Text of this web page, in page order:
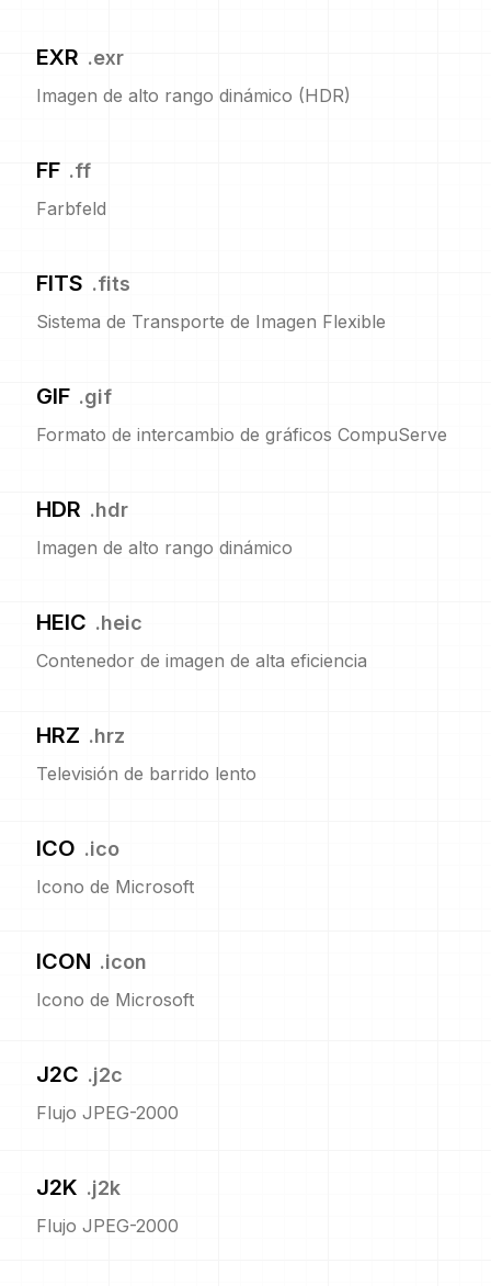
EXR .exr
Imagen de alto rango dinámico (HDR)
FF .ff
Farbfeld
FITS .fits
Sistema de Transporte de Imagen Flexible
GIF .gif
Formato de intercambio de gráficos CompuServe
HDR .hdr
Imagen de alto rango dinámico
HEIC .heic
Contenedor de imagen de alta eficiencia
HRZ .hrz
Televisión de barrido lento
ICO .ico
Icono de Microsoft
ICON .icon
Icono de Microsoft
J2C .j2c
Flujo JPEG-2000
J2K .j2k
Flujo JPEG-2000